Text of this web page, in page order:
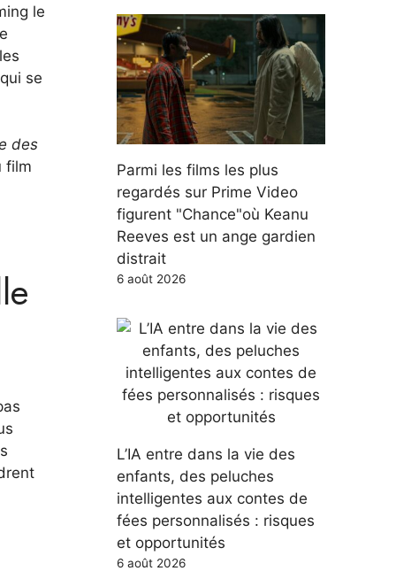
le
se
des
film
Parmi les films les plus
regardés sur Prime Video
figurent "Chance"où Keanu
Reeves est un ange gardien
distrait
6 août 2026
L’IA entre dans la vie des
enfants, des peluches
intelligentes aux contes de
fées personnalisés : risques
et opportunités
6 août 2026